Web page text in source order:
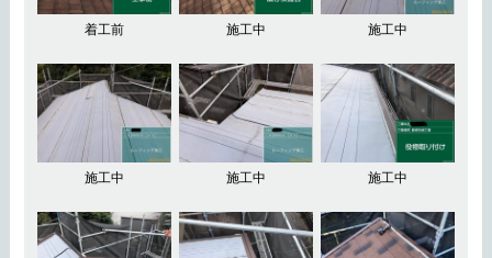
着工前 施工中 施工中
施工中 施工中 施工中